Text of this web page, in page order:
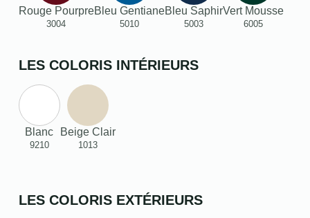
Rouge Pourpre
3004
Bleu Gentiane
5010
Bleu Saphir
5003
Vert Mousse
6005
LES COLORIS INTÉRIEURS
Blanc
9210
Beige Clair
1013
LES COLORIS EXTÉRIEURS